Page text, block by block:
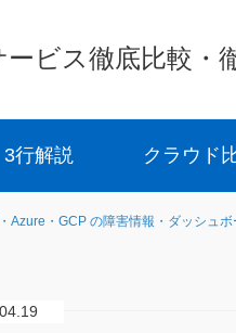
ビス徹底比較・
3行解説 クラウド
Azure・GCP の障害情報・ダッシュ